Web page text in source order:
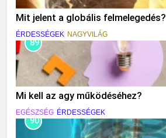
Mit jelent a globális felmelegedés?
ÉRDESSÉGEK NAGYVILÁG
89
Mi kell az agy működéséhez?
EGÉSZSÉG ÉRDESSÉGEK
90